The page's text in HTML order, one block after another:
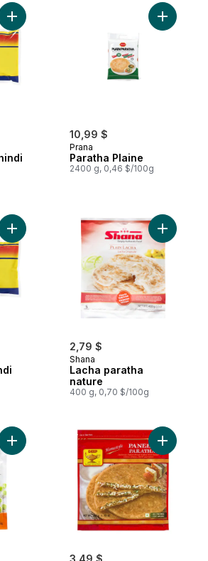
Ajouter Okra tranché, bhindi au panier
10,99 $
Prana
Paratha Plaine
2400 g, 0,46 $/100g
Ajouter
Ajouter Okra entier, bhindi au panier
2,79 $
Shana
Lacha paratha
nature
400 g, 0,70 $/100g
Ajouter
Ajouter Pois perdrix au panier
3,49 $
Ajouter